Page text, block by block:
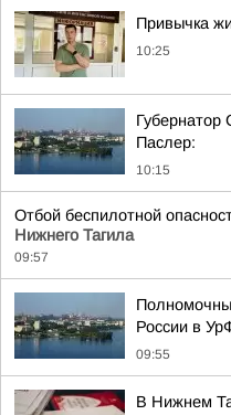
Привычка
10:25
Губернатор
Паслер:
10:15
Отбой беспилотной
Нижнего Тагила
09:57
России в
09:55
В Нижнем